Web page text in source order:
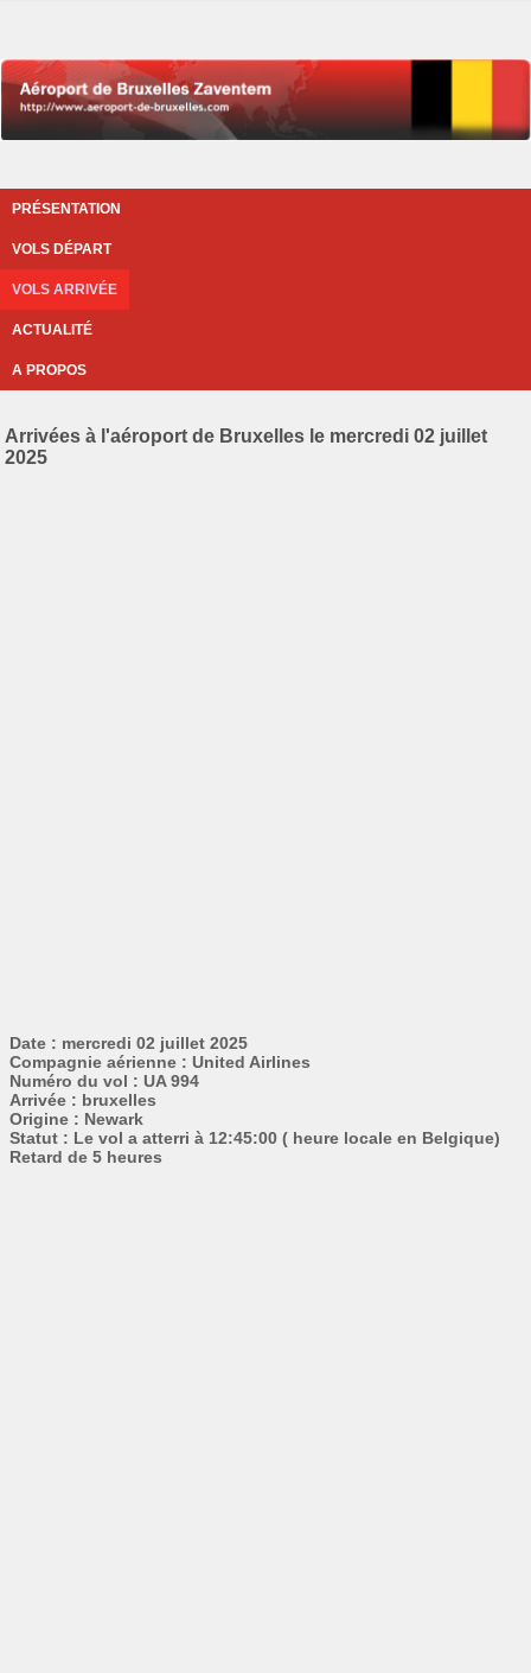
PRÉSENTATION
VOLS DÉPART
VOLS ARRIVÉE
ACTUALITÉ
A PROPOS
Arrivées à l'aéroport de Bruxelles le mercredi 02 juillet
2025
Date : mercredi 02 juillet 2025
Compagnie aérienne : United Airlines
Numéro du vol : UA 994
Arrivée : bruxelles
Origine : Newark
Statut : Le vol a atterri à 12:45:00 ( heure locale en Belgique)
Retard de 5 heures